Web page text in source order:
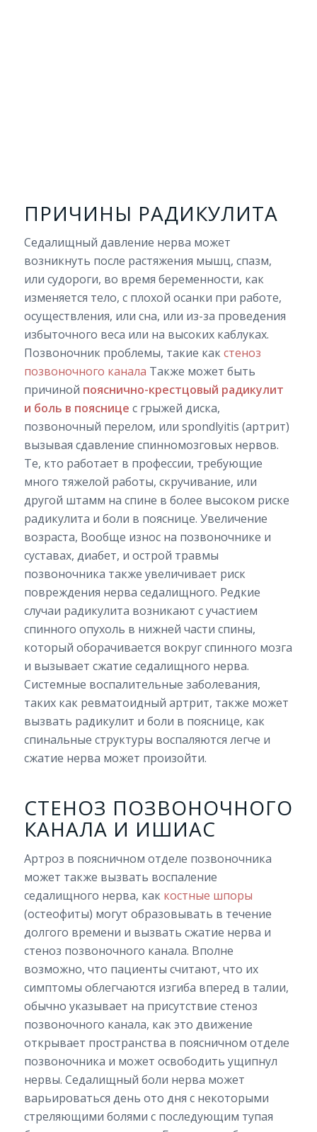
ПРИЧИНЫ РАДИКУЛИТА
Седалищный давление нерва может
возникнуть после растяжения мышц, спазм,
или судороги, во время беременности, как
изменяется тело, с плохой осанки при работе,
осуществления, или сна, или из-за проведения
избыточного веса или на высоких каблуках.
Позвоночник проблемы, такие какстеноз
позвоночного канала Также может быть
причиной пояснично-крестцовый радикулит
и боль в пояснице с грыжей диска,
позвоночный перелом, или spondlyitis (артрит)
вызывая сдавление спинномозговых нервов.
Те, кто работает в профессии, требующие
много тяжелой работы, скручивание, или
другой штамм на спине в более высоком риске
радикулита и боли в пояснице. Увеличение
возраста, Вообще износ на позвоночнике и
суставах, диабет, и острой травмы
позвоночника также увеличивает риск
повреждения нерва седалищного. Редкие
случаи радикулита возникают с участием
спинного опухоль в нижней части спины,
который оборачивается вокруг спинного мозга
и вызывает сжатие седалищного нерва.
Системные воспалительные заболевания,
таких как ревматоидный артрит, также может
вызвать радикулит и боли в пояснице, как
спинальные структуры воспаляются легче и
сжатие нерва может произойти.
СТЕНОЗ ПОЗВОНОЧНОГО
КАНАЛА И ИШИАС
Артроз в поясничном отделе позвоночника
может также вызвать воспаление
седалищного нерва, как костные шпоры
(остеофиты) могут образовывать в течение
долгого времени и вызвать сжатие нерва и
стеноз позвоночного канала. Вполне
возможно, что пациенты считают, что их
симптомы облегчаются изгиба вперед в талии,
обычно указывает на присутствие стеноз
позвоночного канала, как это движение
открывает пространства в поясничном отделе
позвоночника и может освободить ущипнул
нервы. Седалищный боли нерва может
варьироваться день ото дня с некоторыми
стреляющими болями с последующим тупая